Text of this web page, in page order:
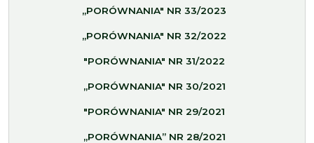
„PORÓWNANIA" NR 33/2023
„PORÓWNANIA" NR 32/2022
"PORÓWNANIA" NR 31/2022
„PORÓWNANIA" NR 30/2021
"PORÓWNANIA" NR 29/2021
„PORÓWNANIA” NR 28/2021